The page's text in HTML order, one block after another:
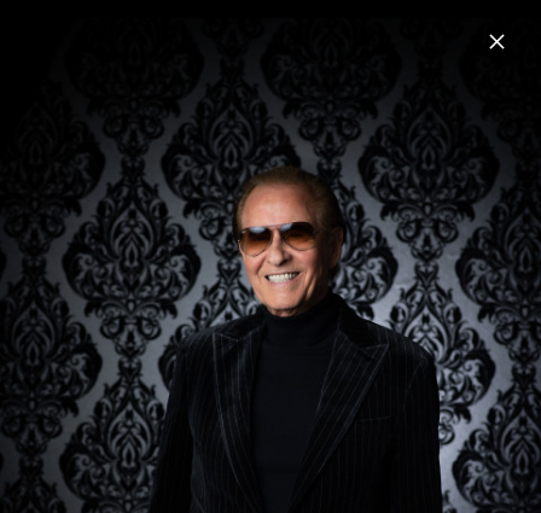
Menu
Michael Holm
Home News Musik Termine Fotos
Michael Holm - Pressefotos 2023